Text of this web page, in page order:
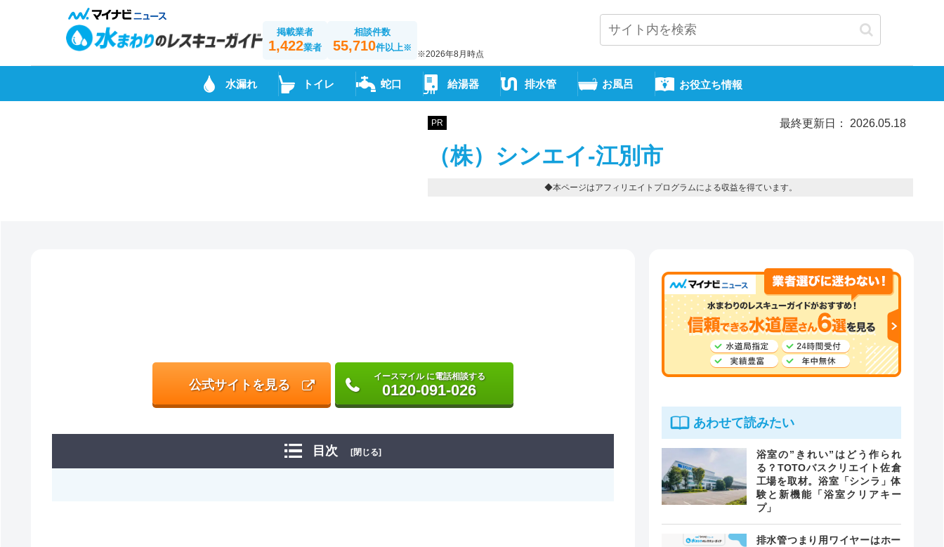
掲載業者
1,422業者
相談件数
55,710件以上※
※2026年8月時点
水漏れ トイレ 蛇口 給湯器 排水管 お風呂 お役立ち情報
PR 最終更新日： 2026.05.18
（株）シンエイ-江別市
◆本ページはアフィリエイトプログラムによる収益を得ています。
公式サイトを見る
イースマイル に電話相談する
0120-091-026
目次 [閉じる]
あわせて読みたい
浴室の”きれい”はどう作られ
る？TOTOバスクリエイト佐倉
工場を取材。浴室「シンラ」体
験と新機能「浴室クリアキー
プ」
排水管つまり用ワイヤーはホー